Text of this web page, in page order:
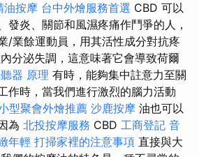
油按摩 台中外燴服務首選 CBD 可以
發炎、關節和風濕疼痛作鬥爭的人，
/業餘運動員，用其活性成分對抗疼
分泌失調，這意味著它會導致荷爾
器 原理 有時，能夠集中註意力至關
作時，當我們進行激烈的腦力活動
型聚會外燴推薦 沙鹿按摩 油也可以
為 北投按摩服務 CBD 工商登記 音
年輕 打掃家裡的注意事項 直接與大